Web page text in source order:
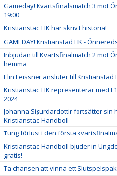
Gameday! Kvartsfinalsmatch 3 mot
19:00
Kristianstad HK har skrivit historia!
GAMEDAY! Kristianstad HK -
Inbjudan till Kvartsfinalmatch 2 mot
hemma
Elin Leissner ansluter till Kristianstad
Kristianstad HK representerar med
2024
Johanna Sigurdardottir fortsätter sin
Kristianstad Handboll
Tung förlust i den första
Kristianstad Handboll bjuder in
gratis!
Ta chansen att vinna ett